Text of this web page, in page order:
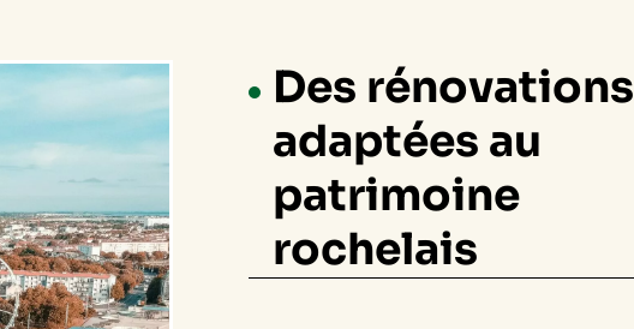
Des rénovations
adaptées au
patrimoine
rochelais